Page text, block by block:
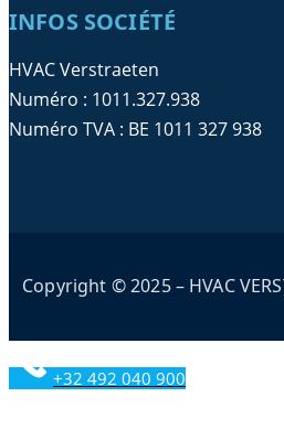
INFOS SOCIÉTÉ
HVAC Verstraeten
Numéro : 1011.327.938
Numéro TVA : BE 1011 327 938
Copyright © 2025 – HVAC
+32 492 040 900